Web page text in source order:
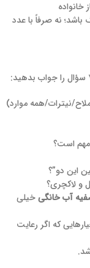
نه صرفاً با عدد
نیترات/همه موارد)
مهم است؟
این دو”؟
و لاکچری؟
آب خانگیخیلی
که اگر رعایت